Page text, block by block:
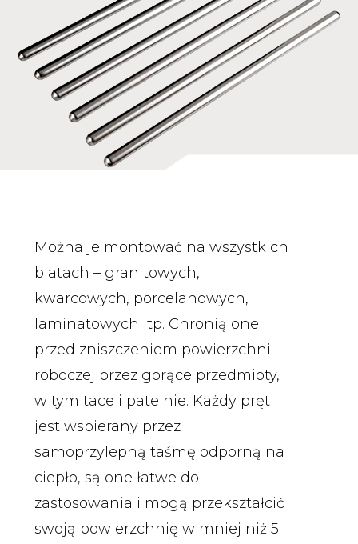
Można je montować na wszystkich
blatach – granitowych,
kwarcowych, porcelanowych,
laminatowych itp. Chronią one
przed zniszczeniem powierzchni
roboczej przez gorące przedmioty,
w tym tace i patelnie. Każdy pręt
jest wspierany przez
samoprzylepną taśmę odporną na
ciepło, są one łatwe do
zastosowania i mogą przekształcić
swoją powierzchnię w mniej niż 5